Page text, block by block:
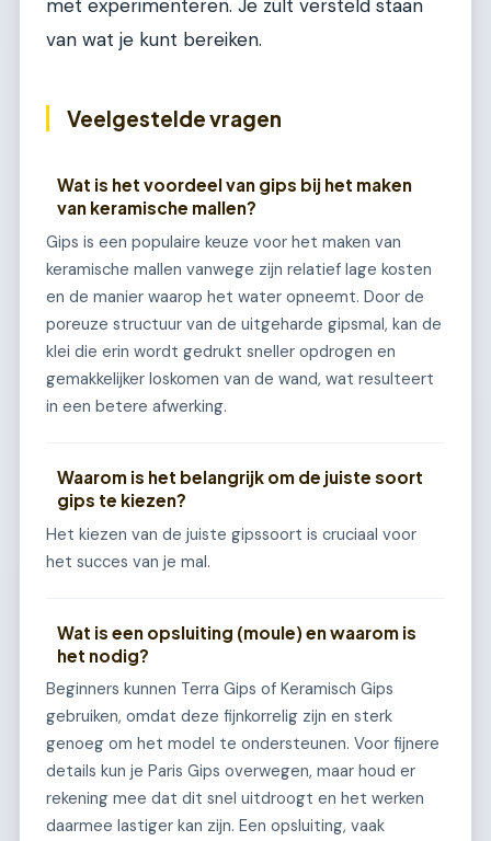
met experimenteren. Je zult versteld staan
van wat je kunt bereiken.
Veelgestelde vragen
Wat is het voordeel van gips bij het maken
van keramische mallen?
Gips is een populaire keuze voor het maken van
keramische mallen vanwege zijn relatief lage kosten
en de manier waarop het water opneemt. Door de
poreuze structuur van de uitgeharde gipsmal, kan de
klei die erin wordt gedrukt sneller opdrogen en
gemakkelijker loskomen van de wand, wat resulteert
in een betere afwerking.
Waarom is het belangrijk om de juiste soort
gips te kiezen?
Het kiezen van de juiste gipssoort is cruciaal voor
het succes van je mal.
Wat is een opsluiting (moule) en waarom is
het nodig?
Beginners kunnen Terra Gips of Keramisch Gips
gebruiken, omdat deze fijnkorrelig zijn en sterk
genoeg om het model te ondersteunen. Voor fijnere
details kun je Paris Gips overwegen, maar houd er
rekening mee dat dit snel uitdroogt en het werken
daarmee lastiger kan zijn. Een opsluiting, vaak